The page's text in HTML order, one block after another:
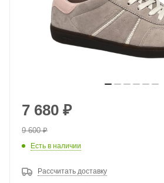
7 680 ₽
9 600₽
Есть в наличии
Рассчитать доставку